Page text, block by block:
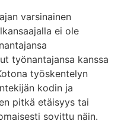
varsinainen
ei ole
työnantajansa kanssa
työskentelyn
kodin ja
pitkä etäisyys tai
sovittu näin.